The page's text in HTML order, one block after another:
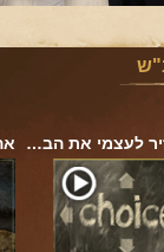
לעצמי את הב…